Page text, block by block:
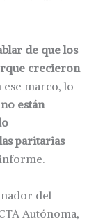
de que los
crecieron
ese marco, lo
están
paritarias
informe.
del
Autónoma,